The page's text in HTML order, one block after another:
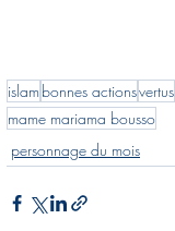
islam bonnes actionsvertus
mame mariama bousso
personnage du mois